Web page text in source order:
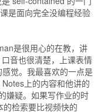
是面向完全没编程经验
是很用心的在教，讲
音也很清楚，上课表情
觉。我最喜欢的一点是
上的内容和他讲的
嫌疑。如果写作业的时
检索要比视频快的